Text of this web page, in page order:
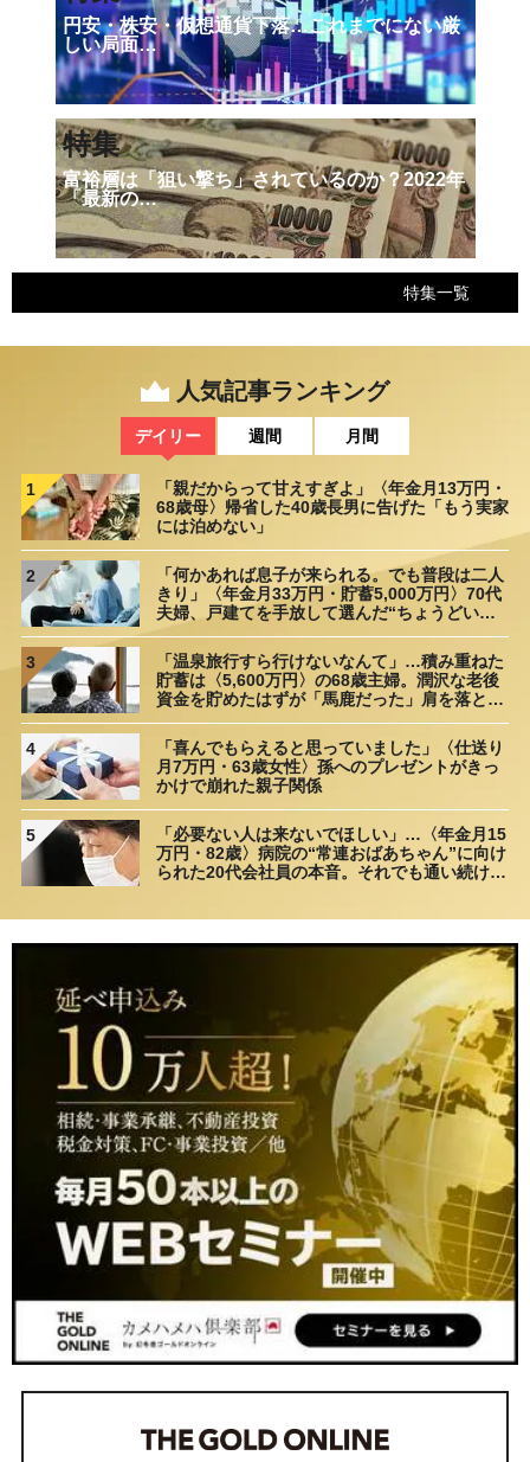
円安・株安・仮想通貨下落…これまでにない厳
しい局面…
特集
富裕層は「狙い撃ち」されているのか？2022年
「最新の…
特集一覧
人気記事ランキング
デイリー 週間 月間
1
「親だからって甘えすぎよ」〈年金月13万円・
68歳母〉帰省した40歳長男に告げた「もう実家
には泊めない」
2
「何かあれば息子が来られる。でも普段は二人
きり」〈年金月33万円・貯蓄5,000万円〉70代
夫婦、戸建てを手放して選んだ“ちょうどいい
距離”
3
「温泉旅行すら行けないなんて」…積み重ねた
貯蓄は〈5,600万円〉の68歳主婦。潤沢な老後
資金を貯めたはずが「馬鹿だった」肩を落とす
理由
4
「喜んでもらえると思っていました」〈仕送り
月7万円・63歳女性〉孫へのプレゼントがきっ
かけで崩れた親子関係
5
「必要ない人は来ないでほしい」…〈年金月15
万円・82歳〉病院の“常連おばあちゃん”に向け
られた20代会社員の本音。それでも通い続ける